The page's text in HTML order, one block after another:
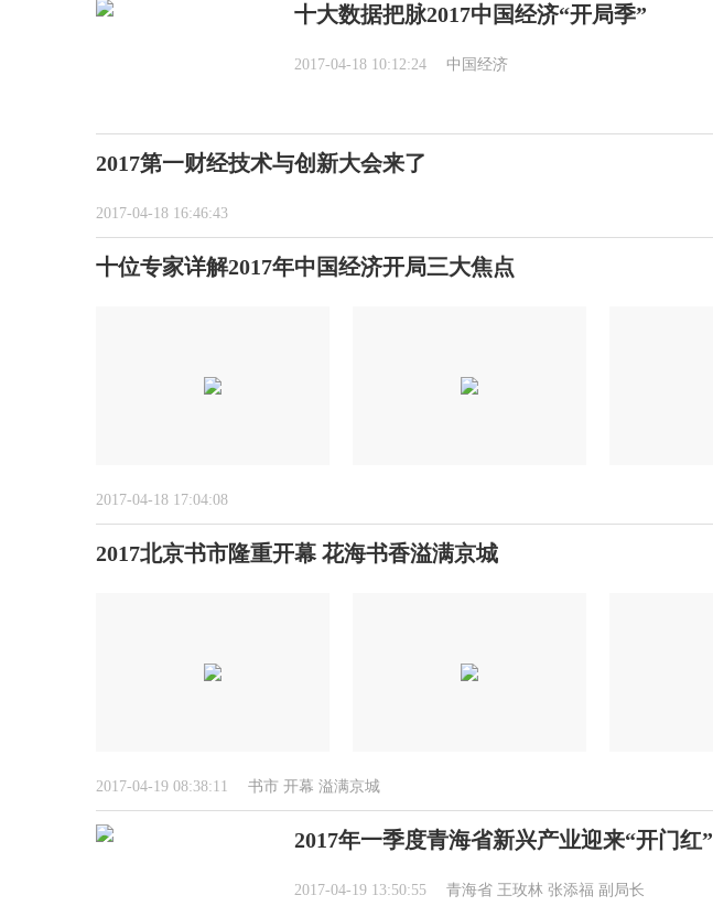
十大数据把脉2017中国经济“开局季”
2017-04-18 10:12:24 中国经济
2017第一财经技术与创新大会来了
2017-04-18 16:46:43
十位专家详解2017年中国经济开局三大焦点
2017-04-18 17:04:08
2017北京书市隆重开幕 花海书香溢满京城
2017-04-19 08:38:11 书市 开幕 溢满京城
2017年一季度青海省新兴产业迎来“开门红”
2017-04-19 13:50:55 青海省 王玫林 张添福 副局长